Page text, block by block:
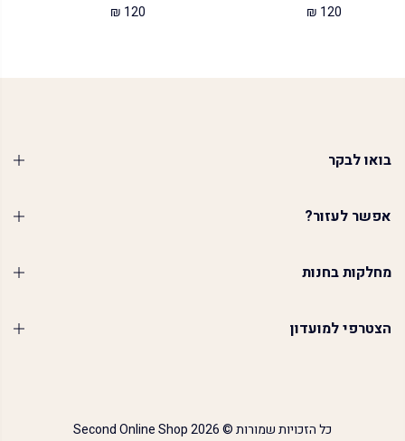
120 ₪
120 ₪
בואו לבקר
אפשר לעזור?
מחלקות בחנות
הצטרפי למועדון
כל הזכויות שמורות © 2026 Second Online Shop